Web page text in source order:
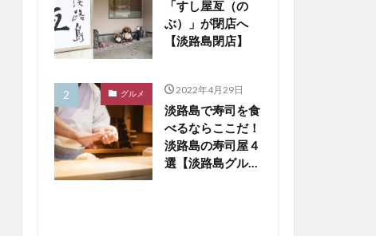
「すし屋亙（の
ぶ）」が閉店へ
【淡路島閉店】
グルメ 2022年4月29日
淡路島で寿司を食
べるならここだ！
淡路島の寿司屋４
選【淡路島グルメ